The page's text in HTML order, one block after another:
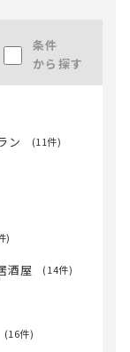
条件
から探す
ン (11件)
)
酒屋 (14件)
(16件)